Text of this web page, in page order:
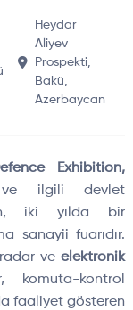
Heydar
Aliyev
Prospekti,
Bakü,
Azerbaycan
Exhibition,
ve ilgili devlet
iki yılda bir
sanayii fuarıdır.
radar veelektronik
komuta-kontrol
faaliyet gösteren